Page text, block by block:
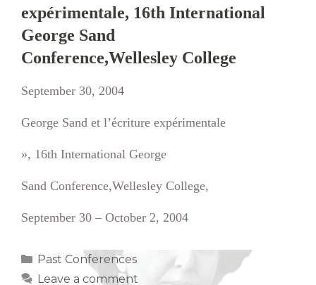
expérimentale, 16th International
George Sand
Conference,Wellesley College
September 30, 2004
George Sand et l’écriture expérimentale
», 16th International George
Sand Conference,Wellesley College,
September 30 – October 2, 2004
Categories
Past Conferences
Leave a comment